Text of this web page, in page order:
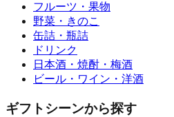
フルーツ・果物
野菜・きのこ
缶詰・瓶詰
ドリンク
日本酒・焼酎・梅酒
ビール・ワイン・洋酒
ギフトシーンから探す